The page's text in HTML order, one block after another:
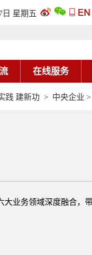
日 星期五
在线服务
践 建新功 > 中央企业
大业务领域深度融合，